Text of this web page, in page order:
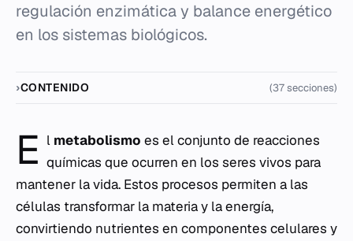
regulación enzimática y balance energético
en los sistemas biológicos.
CONTENIDO (37 secciones)
E l metabolismo es el conjunto de reacciones
químicas que ocurren en los seres vivos para
mantener la vida. Estos procesos permiten a las
células transformar la materia y la energía,
convirtiendo nutrientes en componentes celulares y